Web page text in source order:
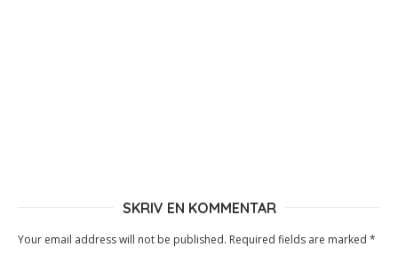
SKRIV EN KOMMENTAR
Your email address will not be published. Required fields are marked *